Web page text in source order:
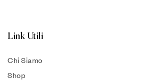
Link Utili
Chi Siamo
Shop